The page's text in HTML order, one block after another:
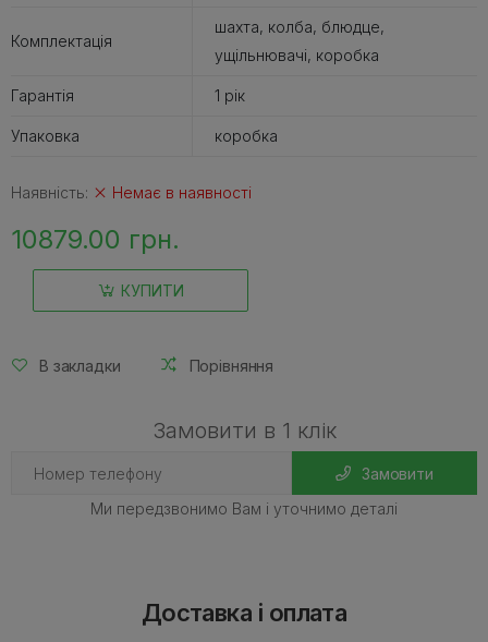
Комплектація
шахта, колба, блюдце,
ущільнювачі, коробка
Гарантія 1 рік
Упаковка коробка
Наявність: Немає в наявності
10879.00 грн.
КУПИТИ
В закладки Порівняння
Замовити в 1 клік
Замовити
Ми передзвонимо Вам і уточнимо деталі
Доставка і оплата